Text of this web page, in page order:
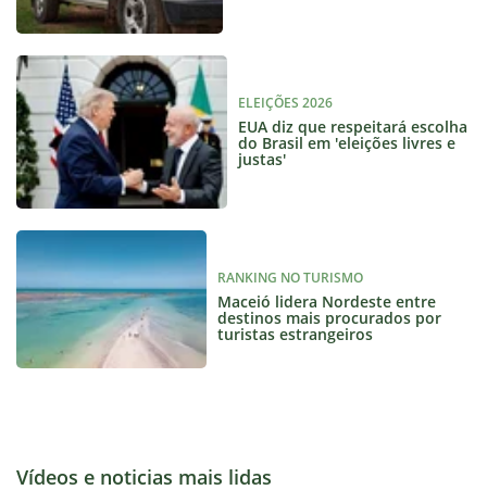
ELEIÇÕES 2026
EUA diz que respeitará escolha
do Brasil em 'eleições livres e
justas'
RANKING NO TURISMO
Maceió lidera Nordeste entre
destinos mais procurados por
turistas estrangeiros
Vídeos e noticias mais lidas